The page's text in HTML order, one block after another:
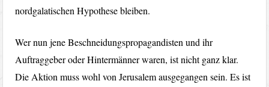
nordgalatischen Hypothese bleiben.
Wer nun jene Beschneidungspropagandisten und ihr
Auftraggeber oder Hintermänner waren, ist nicht ganz klar.
Die Aktion muss wohl von Jerusalem ausgegangen sein. Es ist